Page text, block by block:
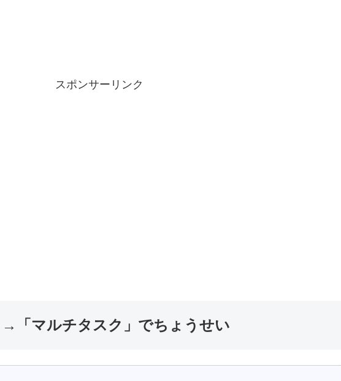
スポンサーリンク
→「マルチタスク」でちょうせい